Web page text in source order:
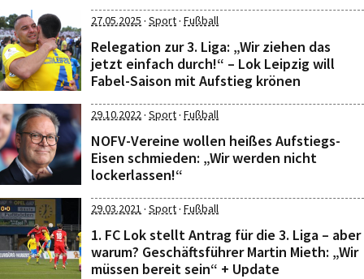
27.05.2025 · Sport· Fußball
Relegation zur 3. Liga: „Wir ziehen das
jetzt einfach durch!“ – Lok Leipzig will
Fabel-Saison mit Aufstieg krönen
29.10.2022· Sport· Fußball
NOFV-Vereine wollen heißes Aufstiegs-
Eisen schmieden: „Wir werden nicht
lockerlassen!“
29.03.2021 · Sport· Fußball
1. FC Lok stellt Antrag für die 3. Liga – aber
warum? Geschäftsführer Martin Mieth: „Wir
müssen bereit sein“ + Update